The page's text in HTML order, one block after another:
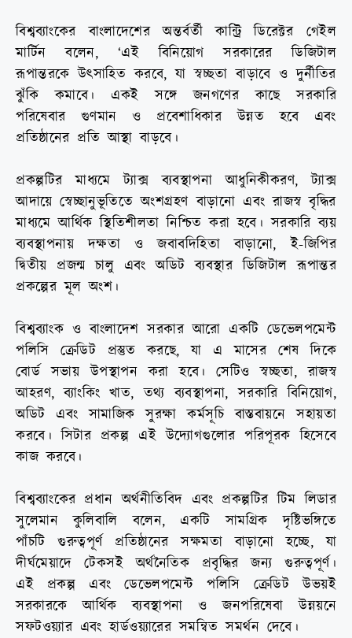
বিশ্বব্যাংকের বাংলাদেশের অন্তর্বর্তী কান্ট্রি ডিরেক্টর গেইল
মার্টিন বলেন, ‘এই বিনিয়োগ সরকারের ডিজিটাল
রূপান্তরকে উৎসাহিত করবে, যা স্বচ্ছতা বাড়াবে ও দুর্নীতির
ঝুঁকি কমাবে। একই সঙ্গে জনগণের কাছে সরকারি
পরিষেবার গুণমান ও প্রবেশাধিকার উন্নত হবে এবং
প্রতিষ্ঠানের প্রতি আস্থা বাড়বে।
প্রকল্পটির মাধ্যমে ট্যাক্স ব্যবস্থাপনা আধুনিকীকরণ, ট্যাক্স
আদায়ে স্বেচ্ছানুভূতিতে অংশগ্রহণ বাড়ানো এবং রাজস্ব বৃদ্ধির
মাধ্যমে আর্থিক স্থিতিশীলতা নিশ্চিত করা হবে। সরকারি ব্যয়
ব্যবস্থাপনায় দক্ষতা ও জবাবদিহিতা বাড়ানো, ই-জিপির
দ্বিতীয় প্রজন্ম চালু এবং অডিট ব্যবস্থার ডিজিটাল রূপান্তর
প্রকল্পের মূল অংশ।
বিশ্বব্যাংক ও বাংলাদেশ সরকার আরো একটি ডেভেলপমেন্ট
পলিসি ক্রেডিট প্রস্তুত করছে, যা এ মাসের শেষ দিকে
বোর্ড সভায় উপস্থাপন করা হবে। সেটিও স্বচ্ছতা, রাজস্ব
আহরণ, ব্যাংকিং খাত, তথ্য ব্যবস্থাপনা, সরকারি বিনিয়োগ,
অডিট এবং সামাজিক সুরক্ষা কর্মসূচি বাস্তবায়নে সহায়তা
করবে। সিটার প্রকল্প এই উদ্যোগগুলোর পরিপূরক হিসেবে
কাজ করবে।
বিশ্বব্যাংকের প্রধান অর্থনীতিবিদ এবং প্রকল্পটির টিম লিডার
সুলেমান কুলিবালি বলেন, একটি সামগ্রিক দৃষ্টিভঙ্গিতে
পাঁচটি গুরুত্বপূর্ণ প্রতিষ্ঠানের সক্ষমতা বাড়ানো হচ্ছে, যা
দীর্ঘমেয়াদে টেকসই অর্থনৈতিক প্রবৃদ্ধির জন্য গুরুত্বপূর্ণ।
এই প্রকল্প এবং ডেভেলপমেন্ট পলিসি ক্রেডিট উভয়ই
সরকারকে আর্থিক ব্যবস্থাপনা ও জনপরিষেবা উন্নয়নে
সফটওয়্যার এবং হার্ডওয়্যারের সমন্বিত সমর্থন দেবে।